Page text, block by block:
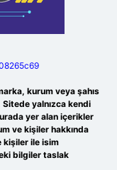
kurum veya şahıs
yalnızca kendi
yer alan içerikler
ve kişiler hakkında
kişiler ile isim
bilgiler taslak